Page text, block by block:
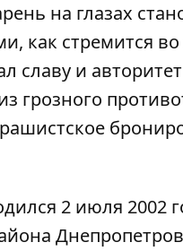
на глазах
как стремится
славу и
грозного
2 июля 2002